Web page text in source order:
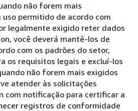
não forem mais
uso permitido de acordo com
legalmente exigido reter dados
você deverá mantê-los de
com os padrões do setor,
os requisitos legais e excluí-los
não forem mais exigidos
atender às solicitações
com notificação para certificar a
registros de conformidade